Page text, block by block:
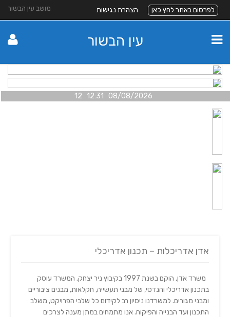
מושב עין הבשור לפרסום באתר לחץ כאן הצהרת נגישות
עין הבשור
08/08/2026 12:31 12
אדן אדריכלות – תכנון אדריכלי
משרד אדן, הוקם בשנת 1997 בקיבוץ ניר יצחק. המשרד עוסק
בתכנון אדריכלי והנדסי, של מבני תעשייה, חקלאות, מבנים ציבוריים
ומבני מגורים. למשרדנו ניסיון רב לקידום כל שלבי הפרויקט, משלב
התכנון ועד הבנייה והפיקוח. אנו מתמחים במתן מענה לצרכים